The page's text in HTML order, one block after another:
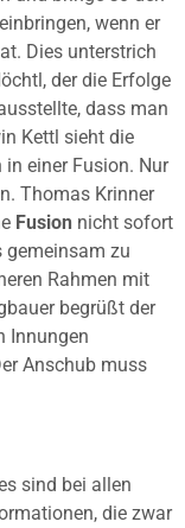
wenn er
Dies unterstrich
der die Erfolge
dass man
Kettl sieht die
einer Fusion. Nur
Thomas Krinner
Fusion nicht sofort
gemeinsam zu
Rahmen mit
begrüßt der
Innungen
Anschub muss
sind bei allen
die zwar